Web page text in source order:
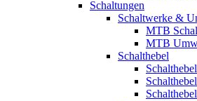
Schaltungen
Schaltwerke &
MTB
MTB
Schalthebel